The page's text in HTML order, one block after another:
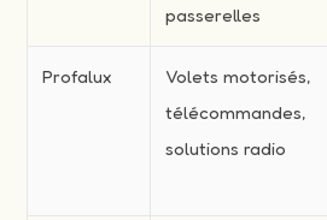
passerelles
Profalux
Volets motorisés,
télécommandes,
solutions radio